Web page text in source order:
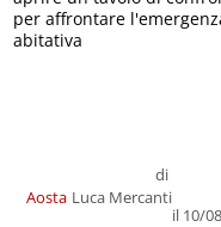
Aosta
di
Luca Mercanti
il 10/
per affrontare
abitativa